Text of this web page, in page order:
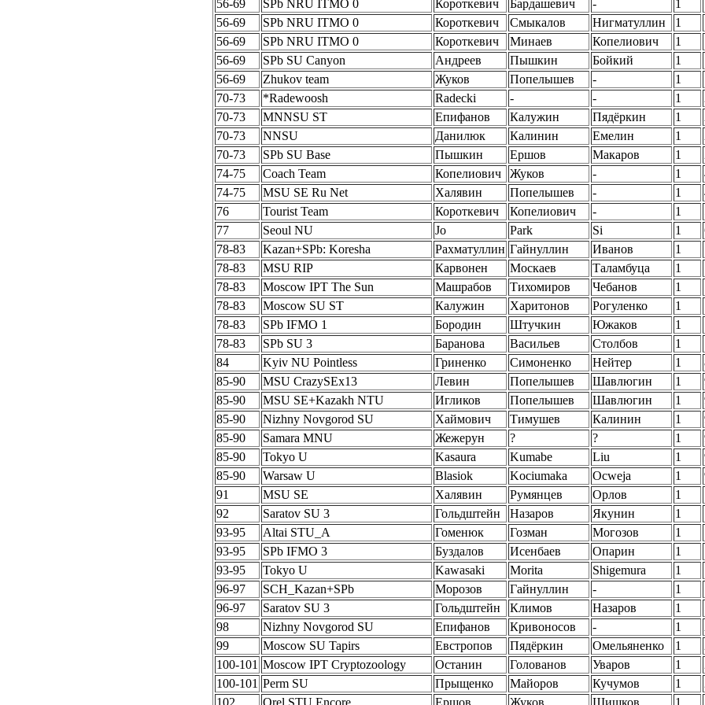
56-69
SPb NRU ITMO 0 Короткевич Бардашевич - 1
56-69
SPb NRU ITMO 0 Короткевич Смыкалов Нигматуллин 1
56-69
SPb NRU ITMO 0 Короткевич Минаев Копелиович 1
56-69
SPb SU Canyon Андреев Пышкин Бойкий 1
56-69
Zhukov team Жуков Попелышев - 1
70-73
*Radewoosh Radecki - - 1
70-73
MNNSU ST Епифанов Калужин Пядёркин 1
70-73
NNSU Данилюк Калинин Емелин 1
70-73
SPb SU Base Пышкин Ершов Макаров 1
74-75
Coach Team Копелиович Жуков - 1
74-75
MSU SE Ru Net Халявин Попелышев - 1
76
Tourist Team Короткевич Копелиович - 1
77
Seoul NU Jo Park Si 1
78-83
Kazan+SPb: Koresha Рахматуллин Гайнуллин Иванов 1
78-83
MSU RIP Карвонен Москаев Таламбуца 1
78-83
Moscow IPT The Sun Машрабов Тихомиров Чебанов 1
78-83
Moscow SU ST Калужин Харитонов Рогуленко 1
78-83
SPb IFMO 1 Бородин Штучкин Южаков 1
78-83
SPb SU 3 Баранова Васильев Столбов 1
84
Kyiv NU Pointless Гриненко Симоненко Нейтер 1
85-90
MSU CrazySEx13 Левин Попелышев Шавлюгин 1
85-90
MSU SE+Kazakh NTU Игликов Попелышев Шавлюгин 1
85-90
Nizhny Novgorod SU Хаймович Тимушев Калинин 1
85-90
Samara MNU Жежерун ? ? 1
85-90
Tokyo U Kasaura Kumabe Liu 1
85-90
Warsaw U Blasiok Kociumaka Ocweja 1
91
MSU SE Халявин Румянцев Орлов 1
92
Saratov SU 3 Гольдштейн Назаров Якунин 1
93-95
Altai STU_A Гоменюк Гозман Могозов 1
93-95
SPb IFMO 3 Буздалов Исенбаев Опарин 1
93-95
Tokyo U Kawasaki Morita Shigemura 1
96-97
SCH_Kazan+SPb Морозов Гайнуллин - 1
96-97
Saratov SU 3 Гольдштейн Климов Назаров 1
98
Nizhny Novgorod SU Епифанов Кривоносов - 1
99
Moscow SU Tapirs Евстропов Пядёркин Омельяненко 1
100-101 Moscow IPT Cryptozoology Останин Голованов Уваров 1
100-101 Perm SU Прыщенко Майоров Кучумов 1